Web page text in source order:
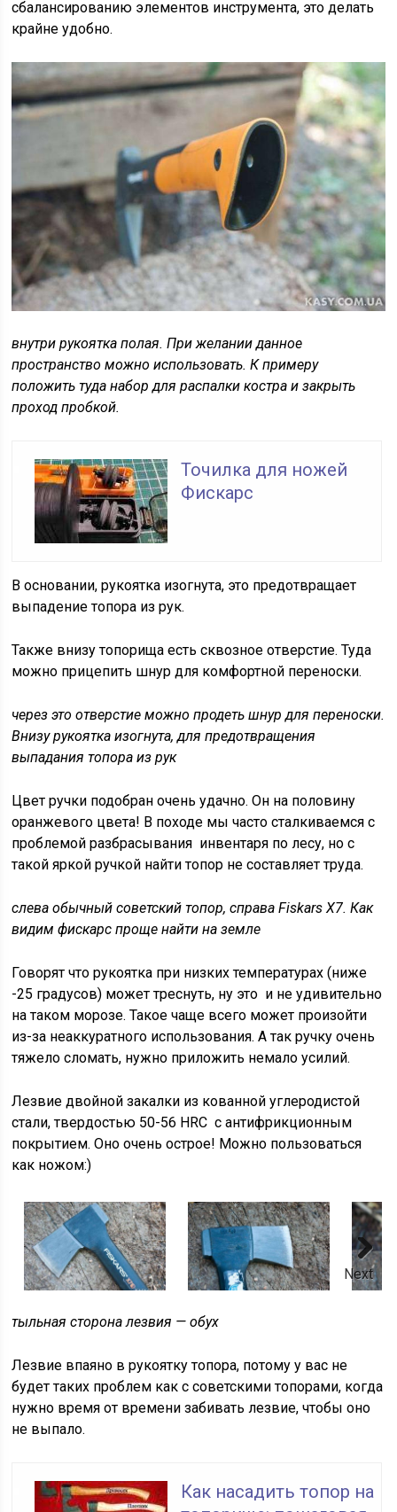
сбалансированию элементов инструмента, это делать
крайне удобно.
внутри рукоятка полая. При желании данное
пространство можно использовать. К примеру
положить туда набор для распалки костра и закрыть
проход пробкой.
Точилка для ножей
Фискарс
В основании, рукоятка изогнута, это предотвращает
выпадение топора из рук.
Также внизу топорища есть сквозное отверстие. Туда
можно прицепить шнур для комфортной переноски.
через это отверстие можно продеть шнур для переноски.
Внизу рукоятка изогнута, для предотвращения
выпадания топора из рук
Цвет ручки подобран очень удачно. Он на половину
оранжевого цвета! В походе мы часто сталкиваемся с
проблемой разбрасывания инвентаря по лесу, но с
такой яркой ручкой найти топор не составляет труда.
слева обычный советский топор, справа Fiskars X7. Как
видим фискарс проще найти на земле
Говорят что рукоятка при низких температурах (ниже
-25 градусов) может треснуть, ну это и не удивительно
на таком морозе. Такое чаще всего может произойти
из-за неаккуратного использования. А так ручку очень
тяжело сломать, нужно приложить немало усилий.
Лезвие двойной закалки из кованной углеродистой
стали, твердостью 50-56 HRC с антифрикционным
покрытием. Оно очень острое! Можно пользоваться
как ножом:)
Next
тыльная сторона лезвия — обух
Лезвие впаяно в рукоятку топора, потому у вас не
будет таких проблем как с советскими топорами, когда
нужно время от времени забивать лезвие, чтобы оно
не выпало.
Как насадить топор на